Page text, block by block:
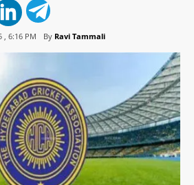
, 6:16 PM By Ravi Tammali